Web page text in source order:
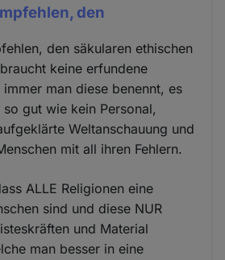
den
den säkularen ethischen
keine erfundene
man diese benennt, es
gut wie kein Personal,
Weltanschauung und
mit all ihren Fehlern.
ALLE Religionen eine
sind und diese NUR
und Material
man besser in eine